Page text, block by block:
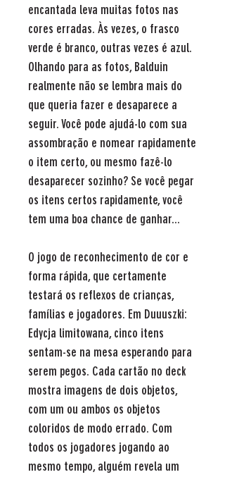
encantada leva muitas fotos nas
cores erradas. Às vezes, o frasco
verde é branco, outras vezes é azul.
Olhando para as fotos, Balduin
realmente não se lembra mais do
que queria fazer e desaparece a
seguir. Você pode ajudá-lo com sua
assombração e nomear rapidamente
o item certo, ou mesmo fazê-lo
desaparecer sozinho? Se você pegar
os itens certos rapidamente, você
tem uma boa chance de ganhar...
O jogo de reconhecimento de cor e
forma rápida, que certamente
testará os reflexos de crianças,
famílias e jogadores. Em Duuuszki:
Edycja limitowana, cinco itens
sentam-se na mesa esperando para
serem pegos. Cada cartão no deck
mostra imagens de dois objetos,
com um ou ambos os objetos
coloridos de modo errado. Com
todos os jogadores jogando ao
mesmo tempo, alguém revela um